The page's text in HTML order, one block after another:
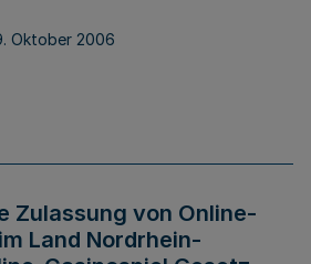
Oktober 2006
Zulassung von Online-
Land Nordrhein-